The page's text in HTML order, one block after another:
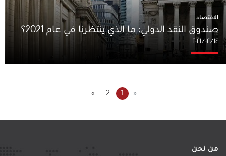
الاقتصاد
صندوق النقد الدولي: ما الذي ينتظرنا في عام 2021؟
١٤‏/٠٢‏/٢٠٢١
«
1
2
»
من نحن